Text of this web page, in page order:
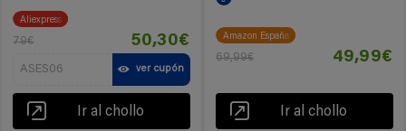
Aliexpress
79€ 50,30€
ASES06 ver cupón
Ir al chollo
Amazon España
69,99€ 49,99€
Ir al chollo